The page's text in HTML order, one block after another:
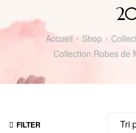
Accueil Shop
Collection Robes de
FILTER